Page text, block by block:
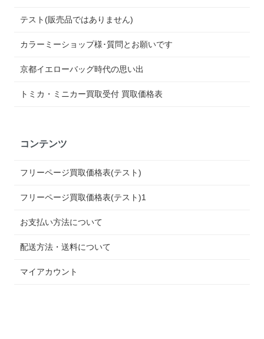
テスト(販売品ではありません)
カラーミーショップ様･質問とお願いです
京都イエローバッグ時代の思い出
トミカ・ミニカー買取受付 買取価格表
コンテンツ
フリーページ買取価格表(テスト)
フリーページ買取価格表(テスト)1
お支払い方法について
配送方法・送料について
マイアカウント